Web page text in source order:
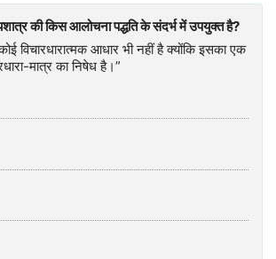
की किस आलोचना पद्धति के संदर्भ में उपयुक्त है?
विचारधारात्मक आधार भी नहीं है क्योंकि इसका एक
मात्र का निषेध है।”